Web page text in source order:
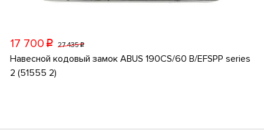
17 700 p 27 435p
Навесной кодовый замок ABUS 190CS/60 B/EFSPP series
2 (51555 2)